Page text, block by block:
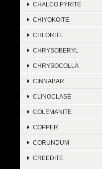
CHALCO PYRITE
CHIYOKOITE
CHLORITE
CHRYSOBERYL
CHRYSOCOLLA
CINNABAR
CLINOCLASE
COLEMANITE
COPPER
CORUNDUM
CREEDITE